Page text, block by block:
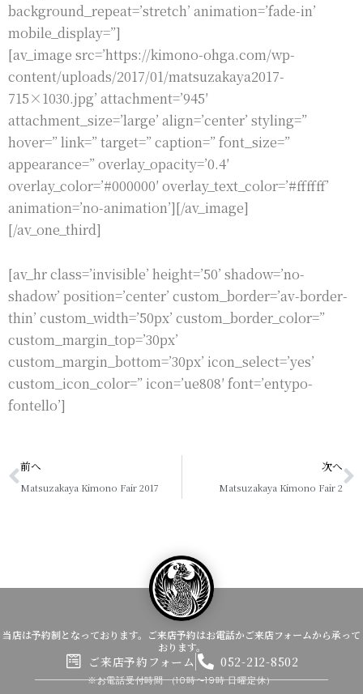
background_repeat=’stretch’ animation=’fade-in’
mobile_display=”]
[av_image src=’https://kimono-ohga.com/wp-
content/uploads/2017/01/matsuzakaya2017-
715×1030.jpg’ attachment=’945′
attachment_size=’large’ align=’center’ styling=”
hover=” link=” target=” caption=” font_size=”
appearance=” overlay_opacity=’0.4′
overlay_color=’#000000′ overlay_text_color=’#ffffff’
animation=’no-animation’][/av_image]
[/av_one_third]
[av_hr class=’invisible’ height=’50’ shadow=’no-
shadow’ position=’center’ custom_border=’av-border-
thin’ custom_width=’50px’ custom_border_color=”
custom_margin_top=’30px’
custom_margin_bottom=’30px’ icon_select=’yes’
custom_icon_color=” icon=’ue808′ font=’entypo-
fontello’]
Prev
前へ
Matsuzakaya Kimono Fair 2017
次へ
Matsuzakaya Kimono Fair 2
当店は予約制となっております。ご来店予約はお電話かご来店フォームから承って
おります。
ご来店予約フォーム 052-212-8502
※お電話受付時間（10時〜19時 日曜定休）